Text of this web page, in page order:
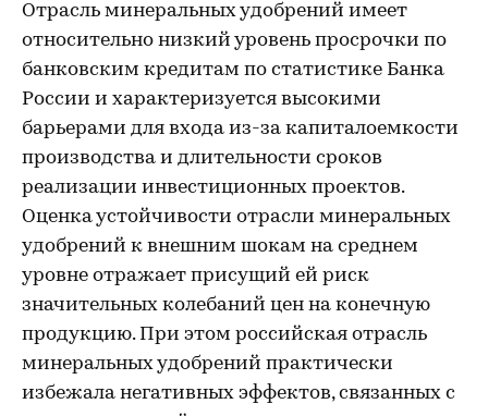
Отрасль минеральных удобрений имеет
относительно низкий уровень просрочки по
банковским кредитам по статистике Банка
России и характеризуется высокими
барьерами для входа из-за капиталоемкости
производства и длительности сроков
реализации инвестиционных проектов.
Оценка устойчивости отрасли минеральных
удобрений к внешним шокам на среднем
уровне отражает присущий ей риск
значительных колебаний цен на конечную
продукцию. При этом российская отрасль
минеральных удобрений практически
избежала негативных эффектов, связанных с